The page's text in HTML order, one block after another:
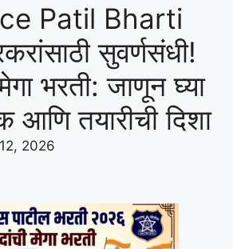
Patil Bharti
सुवर्णसंधी!
भरती: जाणून घ्या
आणि तयारीची दिशा
2026